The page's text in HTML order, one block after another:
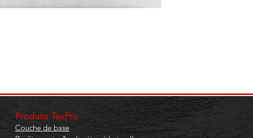
​Produits TexPro
Couche de base